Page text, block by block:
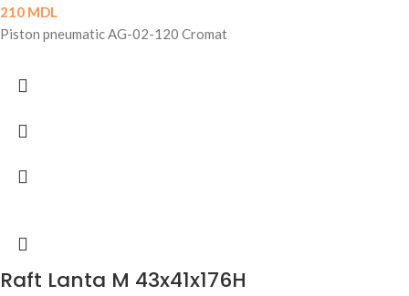
210 MDL
Piston pneumatic AG-02-120 Cromat
Raft Lanta M 43x41x176H